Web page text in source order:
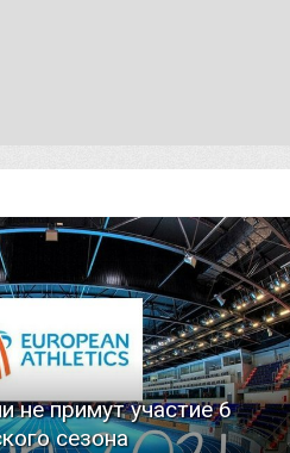
не примут участие 6
сезона
ЧИТАТЬ